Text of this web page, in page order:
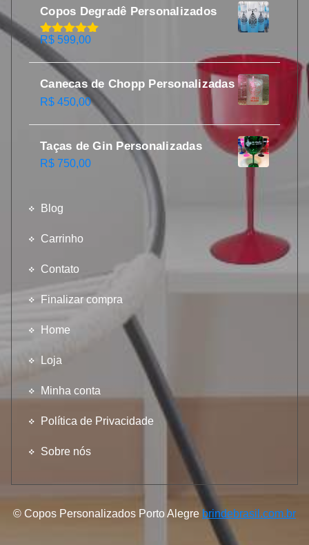
Copos Degradê Personalizados
Avaliação
5.00de 5
R$ 599,00
Canecas de Chopp Personalizadas
R$ 450,00
Taças de Gin Personalizadas
R$ 750,00
Blog
Carrinho
Contato
Finalizar compra
Home
Loja
Minha conta
Política de Privacidade
Sobre nós
© Copos Personalizados Porto Alegre brindebrasil.com.br